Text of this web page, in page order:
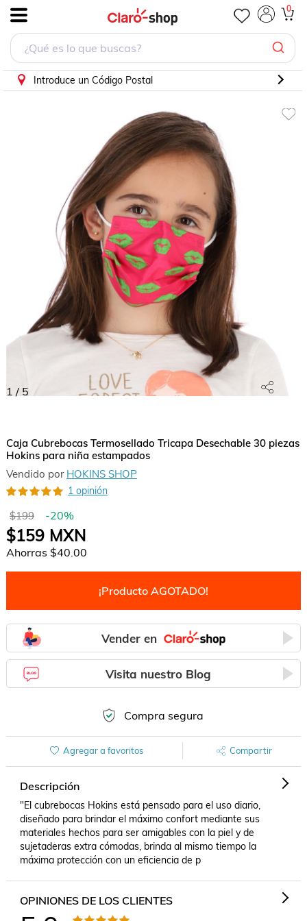
0
Introduce un Código Postal
1 / 5
Caja Cubrebocas Termosellado Tricapa Desechable 30 piezas
Hokins para niña estampados
Vendido por HOKINS SHOP
1 opinión
$199 -20%
$159MXN
Ahorras $40.00
¡Producto AGOTADO!
Vender en
Visita nuestro Blog
Compra segura
Agregar a favoritos Compartir
Descripción
"El cubrebocas Hokins está pensado para el uso diario,
diseñado para brindar el máximo confort mediante sus
materiales hechos para ser amigables con la piel y de
sujetaderas extra cómodas, brinda al mismo tiempo la
máxima protección con un eficiencia de p
OPINIONES DE LOS CLIENTES